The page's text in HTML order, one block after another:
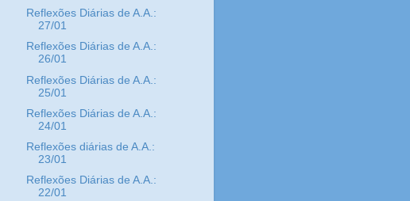
Reflexões Diárias de A.A.:
27/01
Reflexões Diárias de A.A.:
26/01
Reflexões Diárias de A.A.:
25/01
Reflexões Diárias de A.A.:
24/01
Reflexões diárias de A.A.:
23/01
Reflexões Diárias de A.A.:
22/01